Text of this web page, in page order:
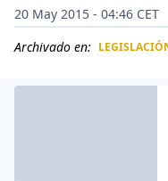
20 May 2015 - 04:46 CET
Archivado en: